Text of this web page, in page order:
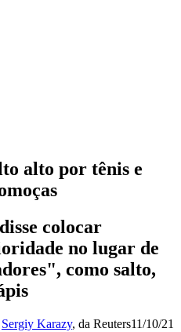
alto por tênis e
colocar
no lugar de
como salto,
Sergiy Karazy, da Reuters11/10/21